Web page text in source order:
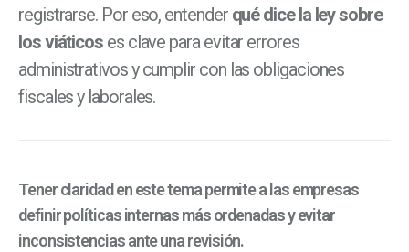
registrarse. Por eso, entender qué dice la ley sobre
los viáticos es clave para evitar errores
administrativos y cumplir con las obligaciones
fiscales y laborales.
Tener claridad en este tema permite a las empresas
definir políticas internas más ordenadas y evitar
inconsistencias ante una revisión.